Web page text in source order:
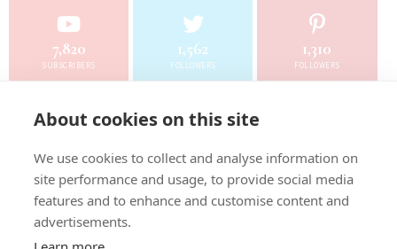
About cookies on this site
We use cookies to collect and analyse information on
site performance and usage, to provide social media
features and to enhance and customise content and
advertisements.
7,820
SUBSCRIBERS
1,562
FOLLOWERS
1,310
FOLLOWERS
जम्मू के अखनूर सेक्टर में ड्यूटी के दौरान हथियार से चली